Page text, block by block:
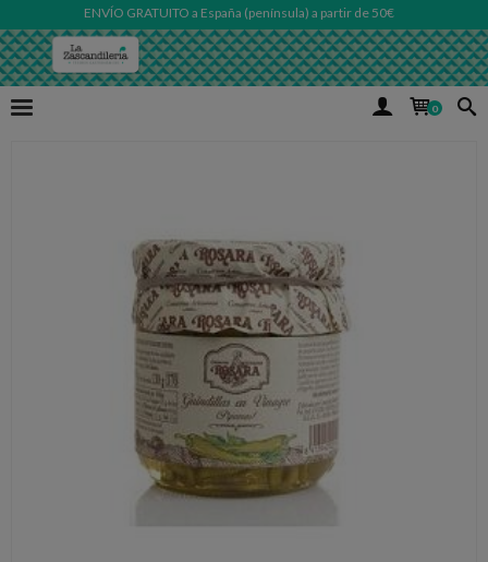
ENVÍO GRATUITO a España (península) a partir de 50€
0